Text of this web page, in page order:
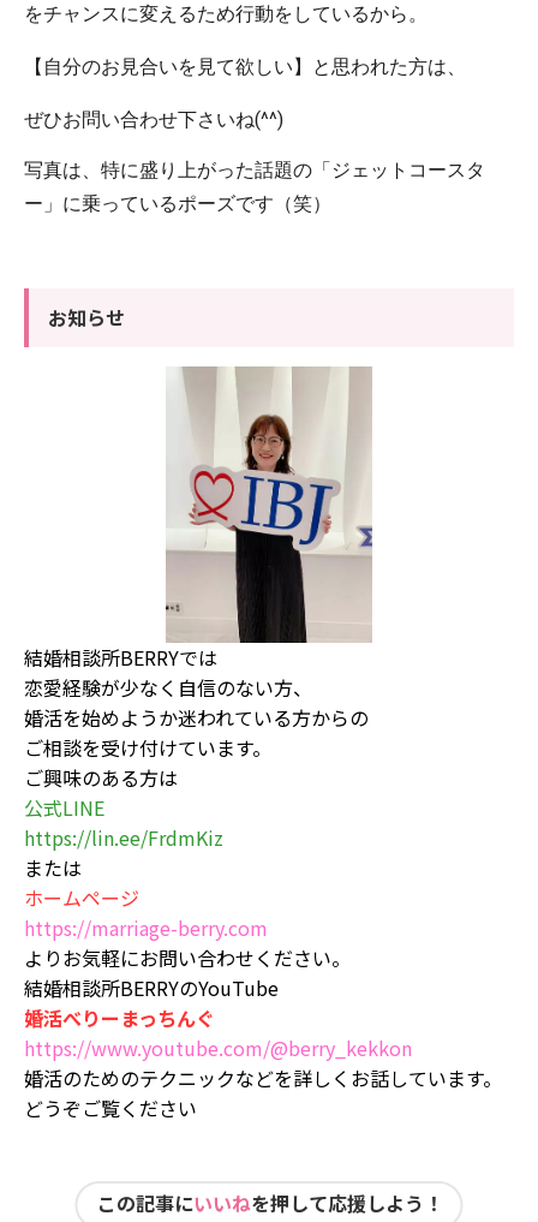
をチャンスに変えるため行動をしているから。
【自分のお見合いを見て欲しい】と思われた方は、
ぜひお問い合わせ下さいね(^^)
写真は、特に盛り上がった話題の「ジェットコースタ
ー」に乗っているポーズです（笑）
お知らせ
結婚相談所BERRYでは
恋愛経験が少なく自信のない方、
婚活を始めようか迷われている方からの
ご相談を受け付けています。
ご興味のある方は
公式LINE
https://lin.ee/FrdmKiz
または
ホームページ
https://marriage-berry.com
よりお気軽にお問い合わせください。
結婚相談所BERRYのYouTube
婚活べりーまっちんぐ
https://www.youtube.com/@berry_kekkon
婚活のためのテクニックなどを詳しくお話しています。
どうぞご覧ください
この記事にいいねを押して応援しよう！